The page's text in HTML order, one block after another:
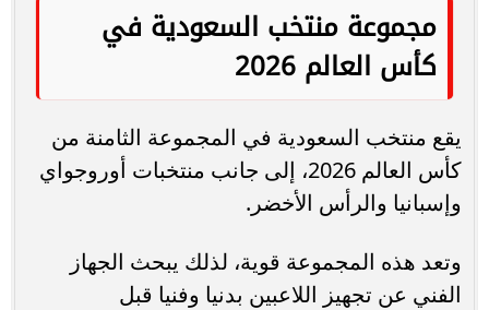
مجموعة منتخب السعودية في
كأس العالم 2026
يقع منتخب السعودية في المجموعة الثامنة من
كأس العالم 2026، إلى جانب منتخبات أوروجواي
وإسبانيا والرأس الأخضر.
وتعد هذه المجموعة قوية، لذلك يبحث الجهاز
الفني عن تجهيز اللاعبين بدنيا وفنيا قبل